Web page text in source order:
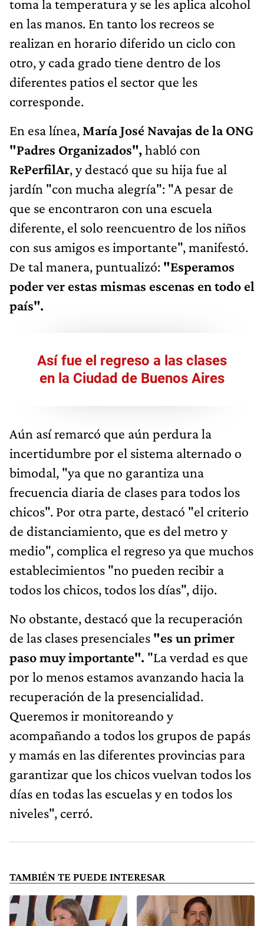
toma la temperatura y se les aplica alcohol
en las manos. En tanto los recreos se
realizan en horario diferido un ciclo con
otro, y cada grado tiene dentro de los
diferentes patios el sector que les
corresponde.
En esa línea, María José Navajas de la ONG
"Padres Organizados",habló con
RePerfilAr, y destacó que su hija fue al
jardín "con mucha alegría": "A pesar de
que se encontraron con una escuela
diferente, el solo reencuentro de los niños
con sus amigos es importante", manifestó.
De tal manera, puntualizó: "Esperamos
poder ver estas mismas escenas en todo el
país".
Así fue el regreso a las clases
en la Ciudad de Buenos Aires
Aún así remarcó que aún perdura la
incertidumbre por el sistema alternado o
bimodal, "ya que no garantiza una
frecuencia diaria de clases para todos los
chicos". Por otra parte, destacó "el criterio
de distanciamiento, que es del metro y
medio", complica el regreso ya que muchos
establecimientos "no pueden recibir a
todos los chicos, todos los días", dijo.
No obstante, destacó que la recuperación
de las clases presenciales "es un primer
paso muy importante". "La verdad es que
por lo menos estamos avanzando hacia la
recuperación de la presencialidad.
Queremos ir monitoreando y
acompañando a todos los grupos de papás
y mamás en las diferentes provincias para
garantizar que los chicos vuelvan todos los
días en todas las escuelas y en todos los
niveles", cerró.
TAMBIÉN TE PUEDE INTERESAR